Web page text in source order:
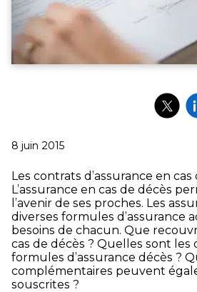
Publié
8 juin 2015
Les contrats d’assurance en cas
L’assurance en cas de décès
l’avenir de ses proches. Les
diverses formules d’assurance
besoins de chacun. Que
cas de décès ? Quelles sont les
formules d’assurance décès ?
complémentaires peuvent
souscrites ?